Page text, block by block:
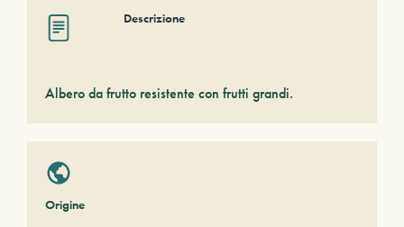
Descrizione
Albero da frutto resistente con frutti grandi.
Origine